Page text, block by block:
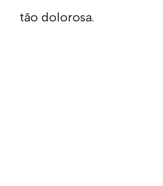
tão dolorosa.